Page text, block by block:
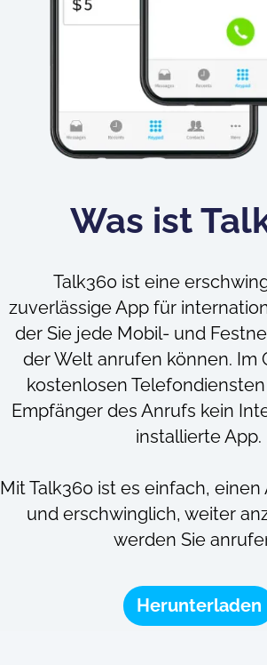
Was ist
Talk360 ist eine
zuverlässige App für
der Sie jede Mobil- und
der Welt anrufen können. Im
kostenlosen
Empfänger des Anrufs kein
installierte App.
Mit Talk360 ist es einfach,
und erschwinglich, weiter
werden Sie
Herunterladen